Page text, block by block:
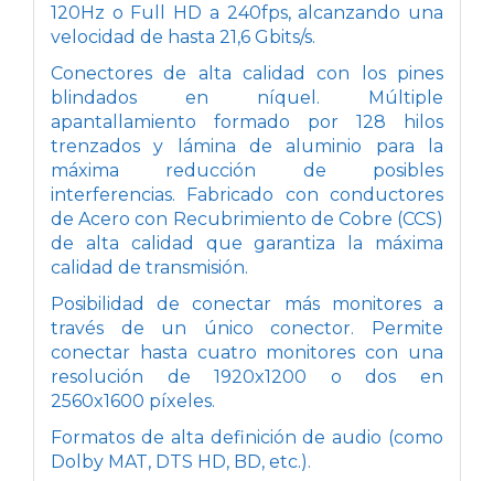
120Hz o Full HD a 240fps, alcanzando una
velocidad de hasta 21,6 Gbits/s.
Conectores de alta calidad con los pines
blindados en níquel. Múltiple
apantallamiento formado por 128 hilos
trenzados y lámina de aluminio para la
máxima reducción de posibles
interferencias. Fabricado con conductores
de Acero con Recubrimiento de Cobre (CCS)
de alta calidad que garantiza la máxima
calidad de transmisión.
Posibilidad de conectar más monitores a
través de un único conector. Permite
conectar hasta cuatro monitores con una
resolución de 1920x1200 o dos en
2560x1600 píxeles.
Formatos de alta definición de audio (como
Dolby MAT, DTS HD, BD, etc.).